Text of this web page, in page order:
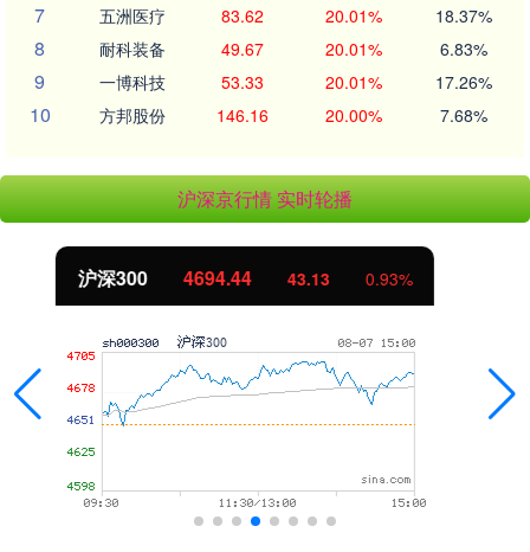
7 五洲医疗 83.62 20.01% 18.37%
8 耐科装备 49.67 20.01% 6.83%
9 一博科技 53.33 20.01% 17.26%
10 方邦股份 146.16 20.00% 7.68%
沪深京行情 实时轮播
北证50 1134.24 11.37 1.01%